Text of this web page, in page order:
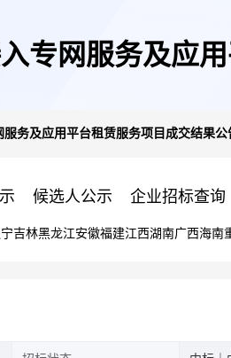
专网服务及应
务及应用平台租赁服务项目成交结果公
候选人公示 企业招标查询
吉林黑龙江安徽福建江西湖南广西海南